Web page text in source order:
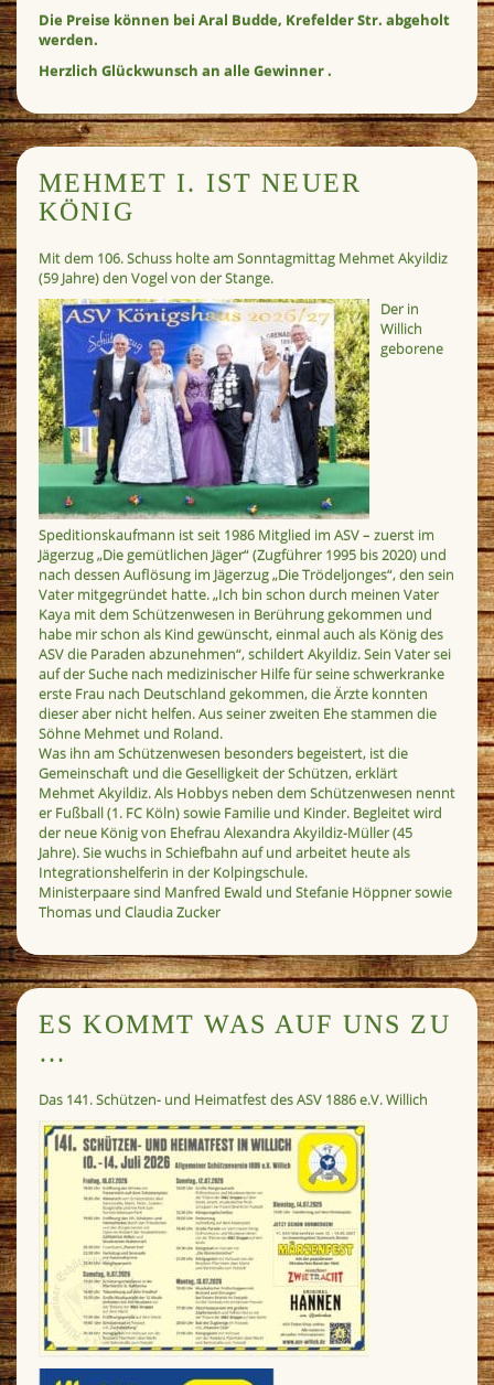
Die Preise können bei Aral Budde, Krefelder Str. abgeholt
werden.
Herzlich Glückwunsch an alle Gewinner .
MEHMET I. IST NEUER
KÖNIG
Mit dem 106. Schuss holte am Sonntagmittag Mehmet Akyildiz
(59 Jahre) den Vogel von der Stange.
Der in
Willich
geborene
Speditionskaufmann ist seit 1986 Mitglied im ASV – zuerst im
Jägerzug „Die gemütlichen Jäger“ (Zugführer 1995 bis 2020) und
nach dessen Auflösung im Jägerzug „Die Trödeljonges“, den sein
Vater mitgegründet hatte. „Ich bin schon durch meinen Vater
Kaya mit dem Schützenwesen in Berührung gekommen und
habe mir schon als Kind gewünscht, einmal auch als König des
ASV die Paraden abzunehmen“, schildert Akyildiz. Sein Vater sei
auf der Suche nach medizinischer Hilfe für seine schwerkranke
erste Frau nach Deutschland gekommen, die Ärzte konnten
dieser aber nicht helfen. Aus seiner zweiten Ehe stammen die
Söhne Mehmet und Roland.
Was ihn am Schützenwesen besonders begeistert, ist die
Gemeinschaft und die Geselligkeit der Schützen, erklärt
Mehmet Akyildiz. Als Hobbys neben dem Schützenwesen nennt
er Fußball (1. FC Köln) sowie Familie und Kinder. Begleitet wird
der neue König von Ehefrau Alexandra Akyildiz-Müller (45
Jahre). Sie wuchs in Schiefbahn auf und arbeitet heute als
Integrationshelferin in der Kolpingschule.
Ministerpaare sind Manfred Ewald und Stefanie Höppner sowie
Thomas und Claudia Zucker
ES KOMMT WAS AUF UNS ZU
…
Das 141. Schützen- und Heimatfest des ASV 1886 e.V. Willich